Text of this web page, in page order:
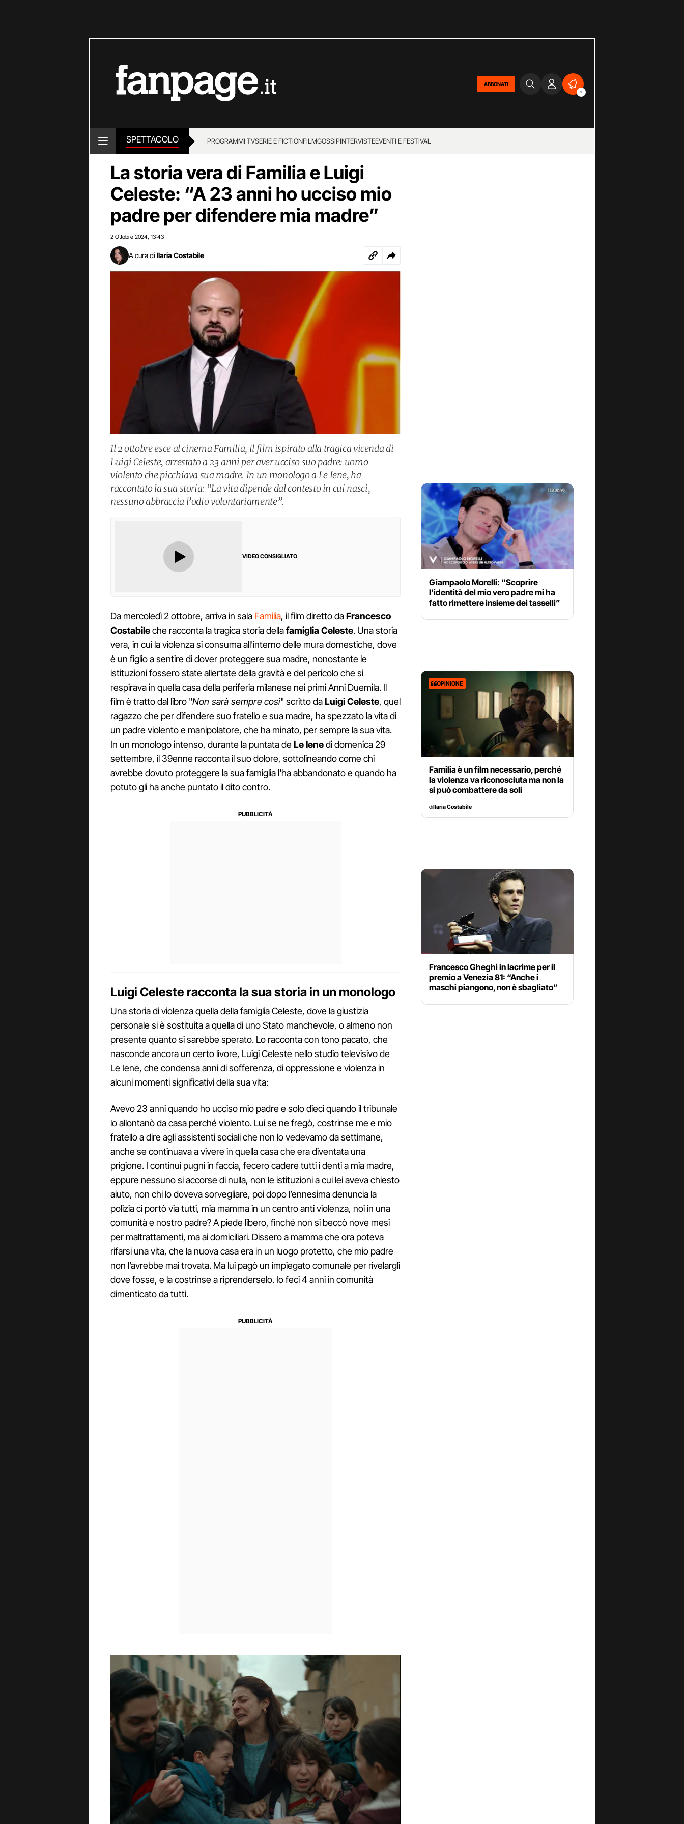
ABBONATI
2
SPETTACOLO PROGRAMMI TVSERIE E FICTIONFILMGOSSIPINTERVISTEEVENTI E FESTIVAL
La storia vera di Familia e Luigi
Celeste: “A 23 anni ho ucciso mio
padre per difendere mia madre”
2 Ottobre 2024 13:43
A cura di Ilaria Costabile
Il 2 ottobre esce al cinema Familia, il film ispirato alla tragica vicenda di
Luigi Celeste, arrestato a 23 anni per aver ucciso suo padre: uomo
violento che picchiava sua madre. In un monologo a Le Iene, ha
raccontato la sua storia: “La vita dipende dal contesto in cui nasci,
nessuno abbraccia l’odio volontariamente”.
VIDEO CONSIGLIATO
Da mercoledì 2 ottobre, arriva in sala Familia, il film diretto daFrancesco
Costabileche racconta la tragica storia dellafamiglia Celeste. Una storia
vera, in cui la violenza si consuma all'interno delle mura domestiche, dove
è un figlio a sentire di dover proteggere sua madre, nonostante le
istituzioni fossero state allertate della gravità e del pericolo che si
respirava in quella casa della periferia milanese nei primi Anni Duemila. Il
film è tratto dal libro "Non sarà sempre così" scritto daLuigi Celeste, quel
ragazzo che per difendere suo fratello e sua madre, ha spezzato la vita di
un padre violento e manipolatore, che ha minato, per sempre la sua vita.
In un monologo intenso, durante la puntata deLe Ienedi domenica 29
settembre, il 39enne racconta il suo dolore, sottolineando come chi
avrebbe dovuto proteggere la sua famiglia l'ha abbandonato e quando ha
potuto gli ha anche puntato il dito contro.
Luigi Celeste racconta la sua storia in un monologo
Una storia di violenza quella della famiglia Celeste, dove la giustizia
personale si è sostituita a quella di uno Stato manchevole, o almeno non
presente quanto si sarebbe sperato. Lo racconta con tono pacato, che
nasconde ancora un certo livore, Luigi Celeste nello studio televisivo de
Le Iene, che condensa anni di sofferenza, di oppressione e violenza in
alcuni momenti significativi della sua vita:
Avevo 23 anni quando ho ucciso mio padre e solo dieci quando il tribunale
lo allontanò da casa perché violento. Lui se ne fregò, costrinse me e mio
fratello a dire agli assistenti sociali che non lo vedevamo da settimane,
anche se continuava a vivere in quella casa che era diventata una
prigione. I continui pugni in faccia, fecero cadere tutti i denti a mia madre,
eppure nessuno si accorse di nulla, non le istituzioni a cui lei aveva chiesto
aiuto, non chi lo doveva sorvegliare, poi dopo l’ennesima denuncia la
polizia ci portò via tutti, mia mamma in un centro anti violenza, noi in una
comunità e nostro padre? A piede libero, finché non si beccò nove mesi
per maltrattamenti, ma ai domiciliari. Dissero a mamma che ora poteva
rifarsi una vita, che la nuova casa era in un luogo protetto, che mio padre
non l’avrebbe mai trovata. Ma lui pagò un impiegato comunale per rivelargli
dove fosse, e la costrinse a riprenderselo. Io feci 4 anni in comunità
dimenticato da tutti.
Giampaolo Morelli: “Scoprire
l’identità del mio vero padre mi ha
fatto rimettere insieme dei tasselli”
OPINIONE
Familia è un film necessario, perché
la violenza va riconosciuta ma non la
si può combattere da soli
diIlaria Costabile
Francesco Gheghi in lacrime per il
premio a Venezia 81: “Anche i
maschi piangono, non è sbagliato”